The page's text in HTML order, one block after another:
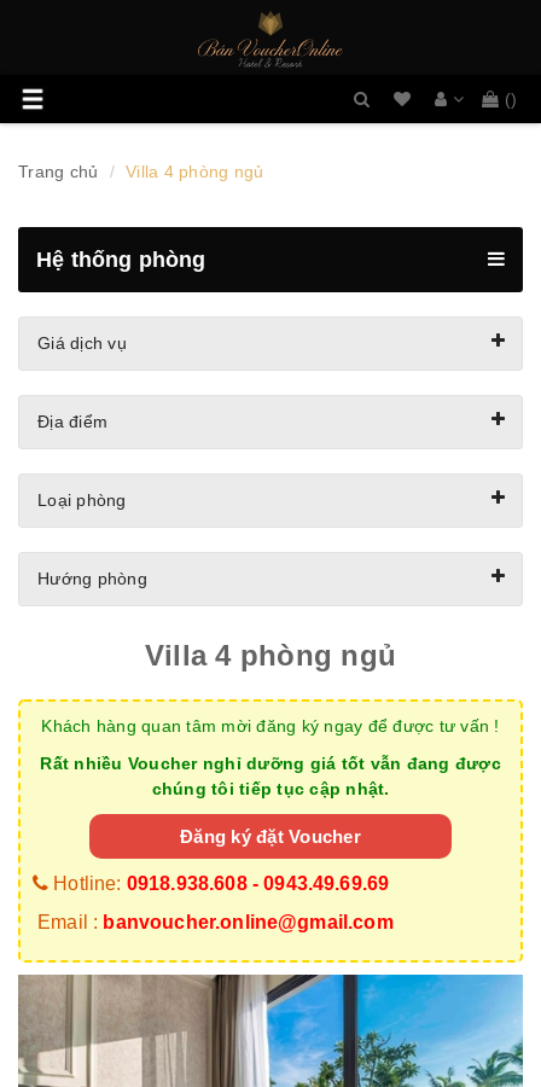
Toggle
navigation
Danh
()
Trang chủ Villa 4 phòng ngủ
Hệ thống phòng
Giá dịch vụ
Địa điểm
Loại phòng
Hướng phòng
Villa 4 phòng ngủ
Khách hàng quan tâm mời đăng ký ngay để được tư vấn !
Rất nhiều Voucher nghỉ dưỡng giá tốt vẫn đang được
chúng tôi tiếp tục cập nhật.
Đăng ký đặt Voucher
Hotline: 0918.938.608 - 0943.49.69.69
Email : banvoucher.online@gmail.com